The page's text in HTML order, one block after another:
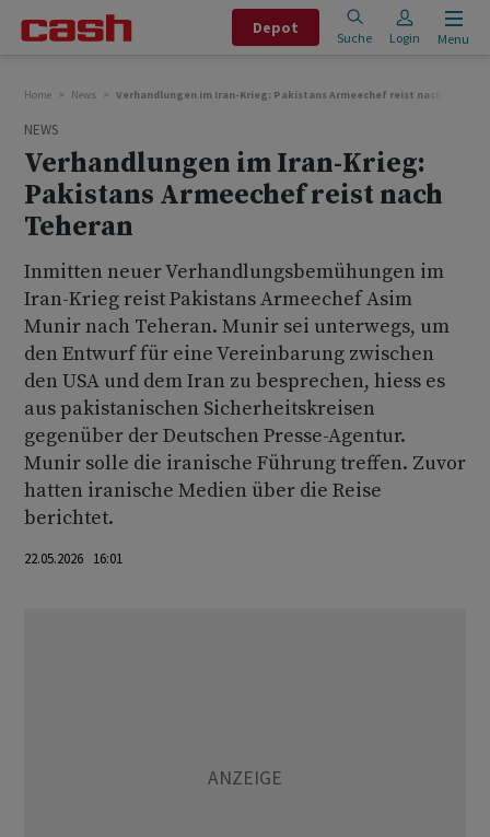
Depot
Suche Login Menu
Home News Verhandlungen im Iran-Krieg: Pakistans Armeechef reist nach Teheran
NEWS
Verhandlungen im Iran-Krieg:
Pakistans Armeechef reist nach
Teheran
Inmitten neuer Verhandlungsbemühungen im
Iran-Krieg reist Pakistans Armeechef Asim
Munir nach Teheran. Munir sei unterwegs, um
den Entwurf für eine Vereinbarung zwischen
den USA und dem Iran zu besprechen, hiess es
aus pakistanischen Sicherheitskreisen
gegenüber der Deutschen Presse-Agentur.
Munir solle die iranische Führung treffen. Zuvor
hatten iranische Medien über die Reise
berichtet.
22.05.2026 16:01